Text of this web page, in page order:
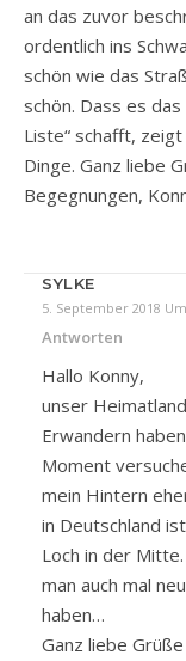
an das zuvor
ordentlich ins
schön wie das
schön. Dass es
Liste“ schafft,
Dinge. Ganz liebe
Begegnungen,
SYLKE
5. September 2018
Antworten
Hallo Konny,
unser
Erwandern
Moment
mein Hintern
in Deutschland
Loch in der
man auch mal
haben…
Ganz liebe